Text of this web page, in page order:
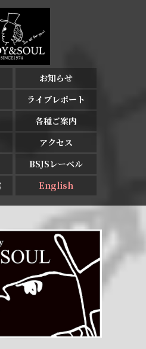
お知らせ
ライブレポート
各種ご案内
アクセス
BSJSレーベル
English